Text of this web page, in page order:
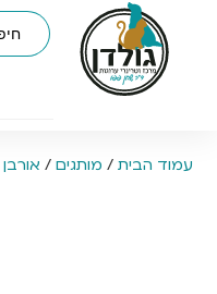
עמוד הבית / מותגים / אורבן